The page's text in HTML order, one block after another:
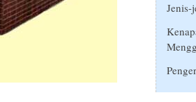
Jenis-